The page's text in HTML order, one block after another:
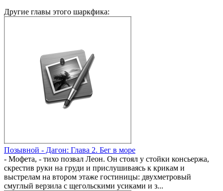
Другие главы этого шаркфика:
Позывной - Дагон: Глава 2. Бег в море
- Мофета, - тихо позвал Леон. Он стоял у стойки консьержа,
скрестив руки на груди и прислушиваясь к крикам и
выстрелам на втором этаже гостиницы: двухметровый
смуглый верзила с щегольскими усиками и з...